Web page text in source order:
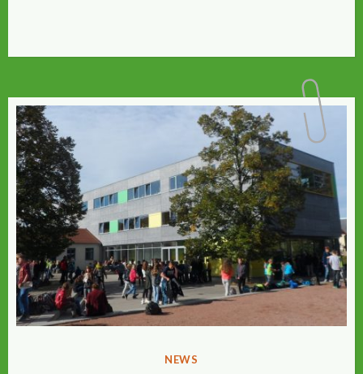
VERÖFFENTLICHT
NEWS